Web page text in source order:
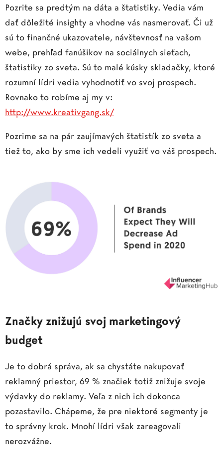
Pozrite sa predtým na dáta a štatistiky. Vedia vám
dať dôležité insighty a vhodne vás nasmerovať. Či už
sú to finančné ukazovatele, návštevnosť na vašom
webe, prehľad fanúšikov na sociálnych sieťach,
štatistiky zo sveta. Sú to malé kúsky skladačky, ktoré
rozumní lídri vedia vyhodnotiť vo svoj prospech.
Rovnako to robíme aj my v:
http://www.kreativgang.sk/
Pozrime sa na pár zaujímavých štatistík zo sveta a
tiež to, ako by sme ich vedeli využiť vo váš prospech.
Značky znižujú svoj marketingový
budget
Je to dobrá správa, ak sa chystáte nakupovať
reklamný priestor, 69 % značiek totiž znižuje svoje
výdavky do reklamy. Veľa z nich ich dokonca
pozastavilo. Chápeme, že pre niektoré segmenty je
to správny krok. Mnohí lídri však zareagovali
nerozvážne.